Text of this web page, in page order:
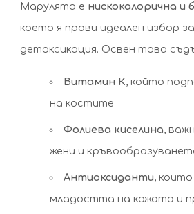
Марулята е нискокалорична и
което я прави идеален избор
детоксикация. Освен това
Витамин К, който
на костите
Фолиева киселина,
жени и
Антиоксиданти,
младостта на кожата и